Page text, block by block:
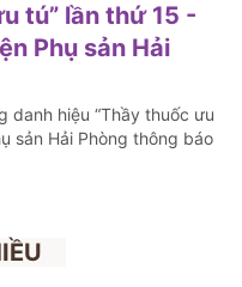
tú” lần thứ 15 -
Phụ sản Hải
danh hiệu “Thầy thuốc ưu
sản Hải Phòng thông báo